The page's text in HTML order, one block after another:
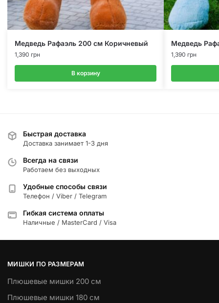
Медведь Рафаэль 200 см Коричневый
1,390 грн
В корзину
Медведь
1,390 грн
Быстрая доставка
Доставка занимает 1-3 дня
Всегда на связи
Работаем без выходных
Удобные способы связи
Телефон / Viber / Telegram
Гибкая система оплаты
Наличные / MasterCard / Visa
МИШКИ ПО РАЗМЕРАМ
Плюшевые мишки 200 см
Плюшевые мишки 180 см